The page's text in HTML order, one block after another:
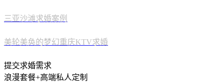
三亚沙滩求婚案例
美轮美奂的梦幻重庆KTV求婚
提交求婚需求
浪漫套餐+高端私人定制